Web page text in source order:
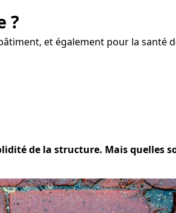
?
et également pour la santé
de la structure. Mais quelles